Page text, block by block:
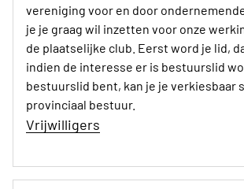
vereniging voor en door
je je graag wil inzetten voor onze
de plaatselijke club. Eerst word je lid,
indien de interesse er is bestuurslid
bestuurslid bent, kan je je verkiesbaar
provinciaal bestuur.
Vrijwilligers